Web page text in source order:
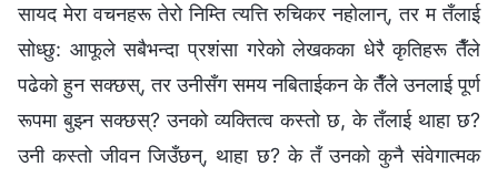
सायद मेरा वचनहरू तेरो निम्ति त्यत्ति रुचिकर नहोलान्, तर म तँलाई
सोध्छु: आफूले सबैभन्दा प्रशंसा गरेको लेखकका धेरै कृतिहरू तैँले
पढेको हुन सक्छस्, तर उनीसँग समय नबिताईकन के तैँले उनलाई पूर्ण
रूपमा बुझ्न सक्छस्? उनको व्यक्तित्व कस्तो छ, के तँलाई थाहा छ?
उनी कस्तो जीवन जिउँछन्, थाहा छ? के तँ उनको कुनै संवेगात्मक